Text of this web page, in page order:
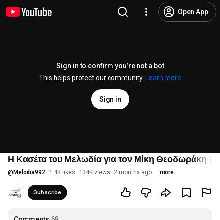
Open App
Sign in to confirm you’re not a bot
This helps protect our community.
Learn more
Sign in
Η Κασέτα του Μελωδία για τον Μίκη Θεοδωράκη |
@ Melodia992 1.4K likes 134K views 2 months ago more
Subscribe